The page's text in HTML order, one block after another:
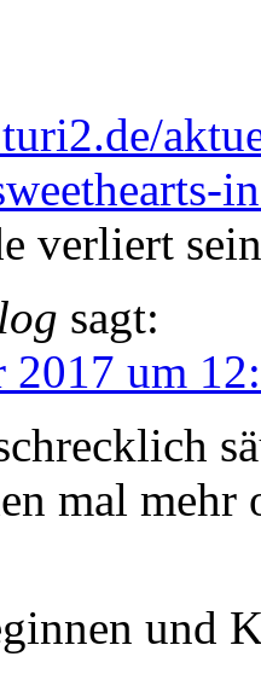
verliert
sagt:
2017 um
mal mehr
und